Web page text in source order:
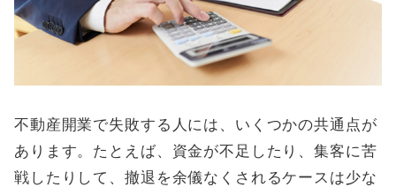
不動産開業で失敗する人には、いくつかの共通点が
あります。たとえば、資金が不足したり、集客に苦
戦したりして、撤退を余儀なくされるケースは少な